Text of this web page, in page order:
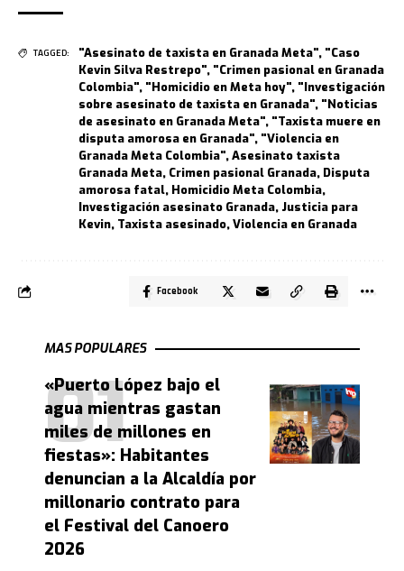
TAGGED: "Asesinato de taxista en Granada Meta", "Caso
Kevin Silva Restrepo", "Crimen pasional en Granada
Colombia", "Homicidio en Meta hoy", "Investigación
sobre asesinato de taxista en Granada", "Noticias
de asesinato en Granada Meta", "Taxista muere en
disputa amorosa en Granada", "Violencia en
Granada Meta Colombia",Asesinato taxista
Granada Meta, Crimen pasional Granada, Disputa
amorosa fatal, Homicidio Meta Colombia,
Investigación asesinato Granada, Justicia para
Kevin, Taxista asesinado,Violencia en Granada
Facebook
MAS POPULARES
«Puerto López bajo el
agua mientras gastan
miles de millones en
fiestas»: Habitantes
denuncian a la Alcaldía por
millonario contrato para
el Festival del Canoero
2026